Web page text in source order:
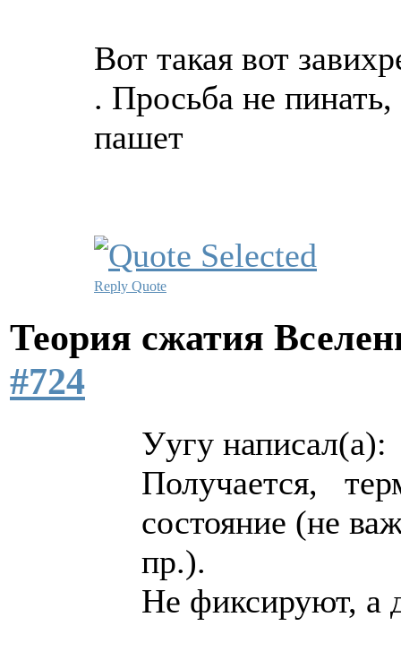
Вот такая вот
. Просьба не
пашет
Reply Quote
Теория сжатия
#724
Уугу написал(а):
Получается,
состояние (не
пр.).
Не фиксируют, а